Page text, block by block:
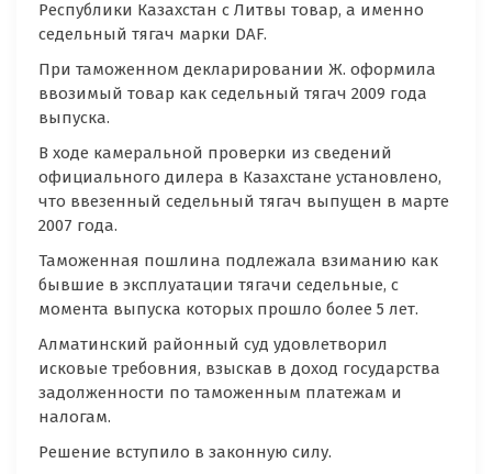
Республики Казахстан с Литвы товар, а именно
седельный тягач марки DAF.
При таможенном декларировании Ж. оформила
ввозимый товар как седельный тягач 2009 года
выпуска.
В ходе камеральной проверки из сведений
официального дилера в Казахстане установлено,
что ввезенный седельный тягач выпущен в марте
2007 года.
Таможенная пошлина подлежала взиманию как
бывшие в эксплуатации тягачи седельные, с
момента выпуска которых прошло более 5 лет.
Алматинский районный суд удовлетворил
исковые требовния, взыскав в доход государства
задолженности по таможенным платежам и
налогам.
Решение вступило в законную силу.